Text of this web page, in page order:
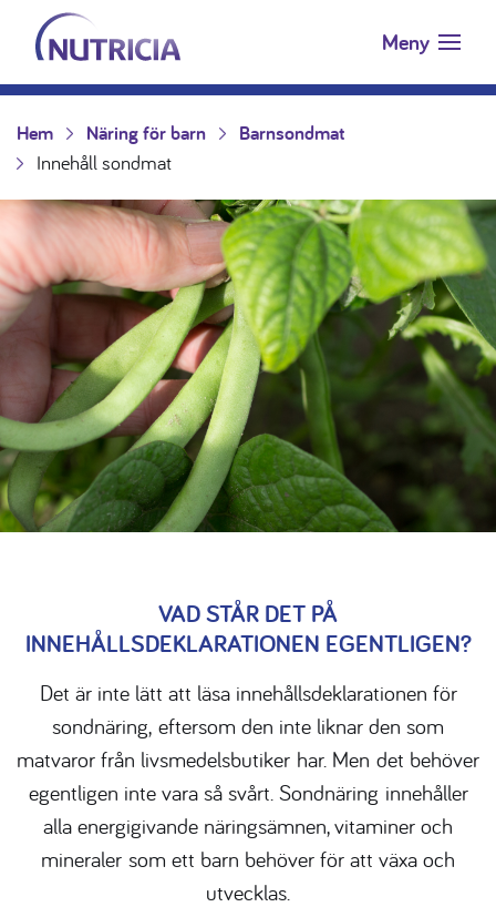
Hoppa till innehåll
Nutricia.se Meny
Hem Näring för barn
Barnsondmat
Innehåll sondmat
VAD STÅR DET PÅ
INNEHÅLLSDEKLARATIONEN EGENTLIGEN?
Det är inte lätt att läsa innehållsdeklarationen för
sondnäring, eftersom den inte liknar den som
matvaror från livsmedelsbutiker har. Men det behöver
egentligen inte vara så svårt. Sondnäring innehåller
alla energigivande näringsämnen, vitaminer och
mineraler som ett barn behöver för att växa och
utvecklas.